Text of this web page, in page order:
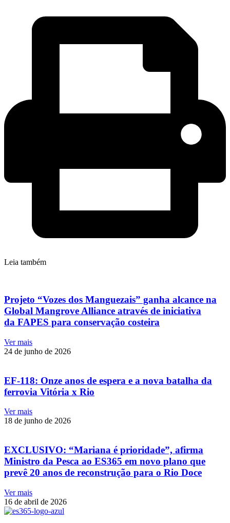
Leia também
Projeto “Vozes dos Manguezais” ganha alcance na
Global Mangrove Alliance através de iniciativa
da FAPES para conservação costeira
Ver mais
24 de junho de 2026
EF-118: Onze anos de espera e a nova batalha da
ferrovia Vitória x Rio
Ver mais
18 de junho de 2026
EXCLUSIVO: “Mariana é prioridade”, afirma
Ministro da Pesca ao ES365 em novo plano que
prevê 20 anos de reconstrução para o Rio Doce
Ver mais
16 de abril de 2026